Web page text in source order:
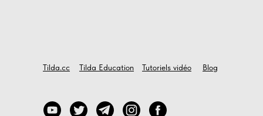
Tilda.cc Tilda Education Tutoriels vidéo Blog